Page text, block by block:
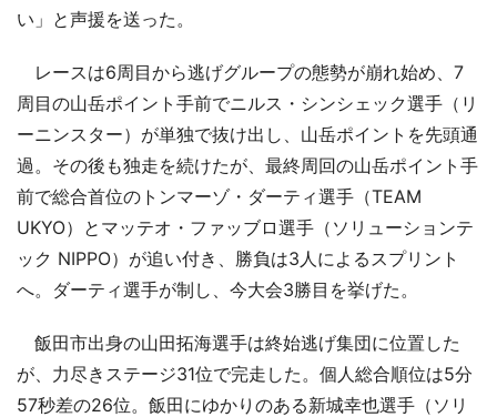
い」と声援を送った。
レースは6周目から逃げグループの態勢が崩れ始め、7
周目の山岳ポイント手前でニルス・シンシェック選手（リ
ーニンスター）が単独で抜け出し、山岳ポイントを先頭通
過。その後も独走を続けたが、最終周回の山岳ポイント手
前で総合首位のトンマーゾ・ダーティ選手（TEAM
UKYO）とマッテオ・ファッブロ選手（ソリューションテ
ック NIPPO）が追い付き、勝負は3人によるスプリント
へ。ダーティ選手が制し、今大会3勝目を挙げた。
飯田市出身の山田拓海選手は終始逃げ集団に位置した
が、力尽きステージ31位で完走した。個人総合順位は5分
57秒差の26位。飯田にゆかりのある新城幸也選手（ソリ